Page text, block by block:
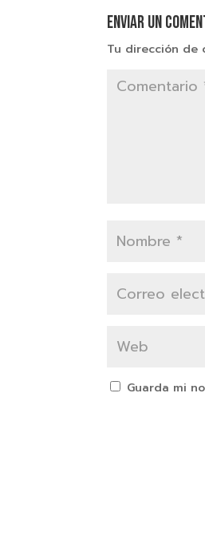
Enviar un
Tu dirección de
Guarda mi